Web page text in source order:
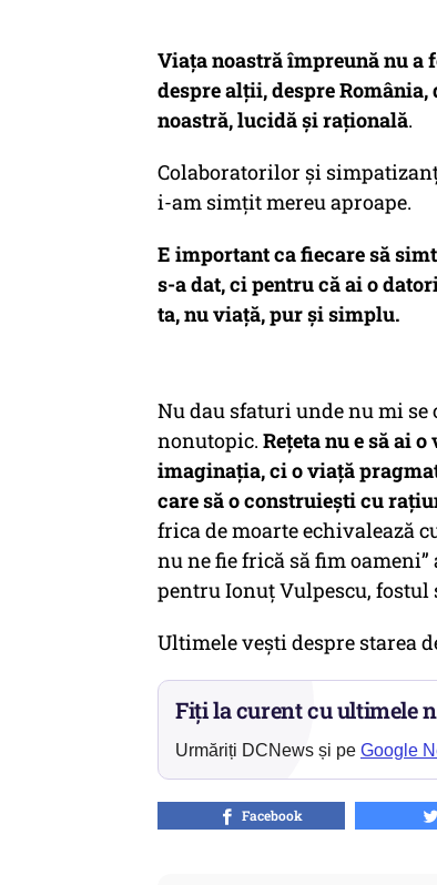
Viața noastră împreună nu a
despre alții, despre
noastră, lucidă și rațională.
Colaboratorilor și
i-am simțit mereu aproape.
E important ca fiecare să
s-a dat, ci pentru că ai o
ta, nu viață, pur și simplu.
Nu dau sfaturi unde nu mi
nonutopic. Rețeta nu e să ai
imaginația, ci o viață
care să o construiești cu
frica de moarte echivalează
nu ne fie frică să fim
pentru Ionuț Vulpescu, fostul
Ultimele vești despre starea
Fiți la curent cu ultimele
Urmăriți DCNews și pe Google
Facebook